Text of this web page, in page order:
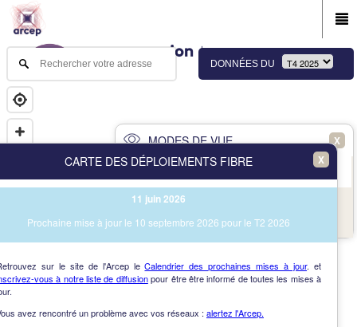
DONNÉES DU
MODES DE VUE X
Vue des immeubles et des communes
X
CARTE DES DÉPLOIEMENTS FIBRE
11 juin 2026
Prochaine mise à jour le 10 septembre 2026 pour le T2 2026
sur le site de l'Arcep leCalendrier des prochaines mises à jour. et
vous à notre liste de diffusionpour être être informé de toutes les mises à
avez rencontré un problème avec vos réseaux : alertez l'Arcep.
NAV